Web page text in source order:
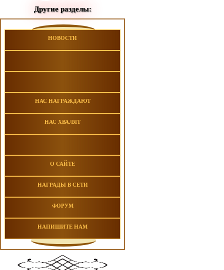
Другие разделы:
НОВОСТИ
НАС НАГРАЖДАЮТ
НАС ХВАЛЯТ
О САЙТЕ
НАГРАДЫ В СЕТИ
ФОРУМ
НАПИШИТЕ НАМ